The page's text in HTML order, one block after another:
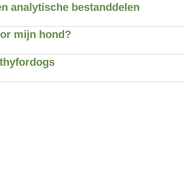
analytische bestanddelen
mijn hond?